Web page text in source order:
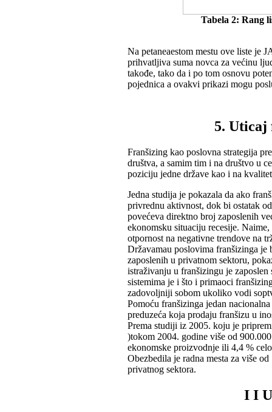
Tabela 2: Rang
Na petaneaestom mestu ove liste je
prihvatljiva suma novca za većinu
takođe, tako da i po tom osnovu
pojednica a ovakvi prikazi mogu
5. Uticaj
Franšizing kao poslovna strategija
društva, a samim tim i na društvo u
poziciju jedne države kao i na
Jedna studija je pokazala da ako
privrednu aktivnost, dok bi ostatak
povećeva direktno broj zaposlenih
ekonomsku situaciju recesije.
otpornost na negativne trendove na
Državamau poslovima franšizinga
zaposlenih u privatnom sektoru,
istraživanju u franšizingu je
sistemima je i što i primaoci
zadovoljniji sobom ukoliko vodi
Pomoću franšizinga jedan
preduzeća koja prodaju franšizu u
Prema studiji iz 2005. koju je
)tokom 2004. godine više od
ekonomske proizvodnje ili 4,4 %
Obezbedila je radna mesta za više
privatnog sektora.
I I